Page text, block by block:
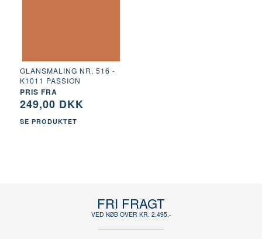
GLANSMALING NR. 516 -
K1011 PASSION
PRIS FRA
249,00 DKK
SE PRODUKTET
FRI FRAGT
VED KØB OVER KR. 2.495,-